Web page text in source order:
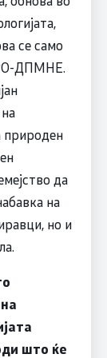
се само
ДПМНЕ.
природен
да
на
но и
што ќе